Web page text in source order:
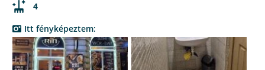
4
Itt fényképeztem: